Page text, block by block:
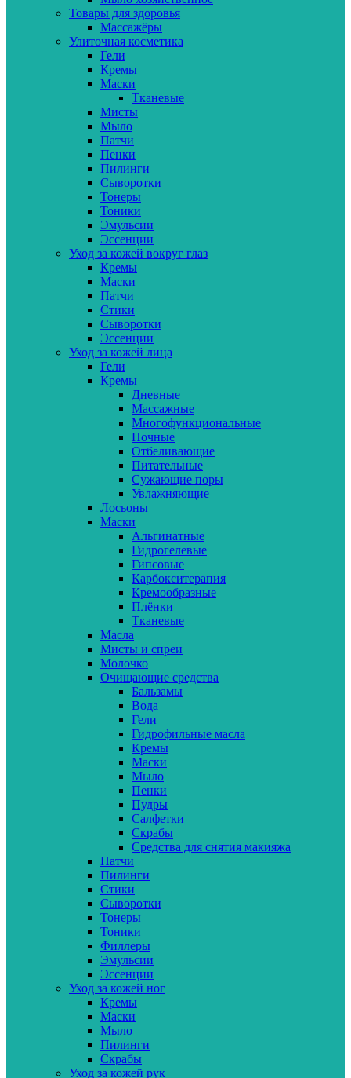
Товары для здоровья
Массажёры
Улиточная косметика
Гели
Кремы
Маски
Тканевые
Мисты
Мыло
Патчи
Пенки
Пилинги
Сыворотки
Тонеры
Тоники
Эмульсии
Эссенции
Уход за кожей вокруг глаз
Кремы
Маски
Патчи
Стики
Сыворотки
Эссенции
Уход за кожей лица
Гели
Кремы
Дневные
Массажные
Многофункциональные
Ночные
Отбеливающие
Питательные
Сужающие поры
Увлажняющие
Лосьоны
Маски
Альгинатные
Гидрогелевые
Гипсовые
Карбокситерапия
Кремообразные
Плёнки
Тканевые
Масла
Мисты и спреи
Молочко
Очищающие средства
Бальзамы
Вода
Гели
Гидрофильные масла
Кремы
Маски
Мыло
Пенки
Пудры
Салфетки
Скрабы
Средства для снятия макияжа
Патчи
Пилинги
Стики
Сыворотки
Тонеры
Тоники
Филлеры
Эмульсии
Эссенции
Уход за кожей ног
Кремы
Маски
Мыло
Пилинги
Скрабы
Уход за кожей рук